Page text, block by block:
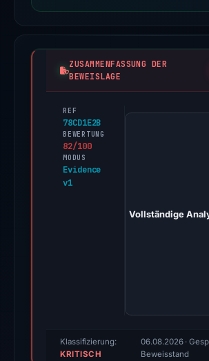
ZUSAMMENFASSUNG DER
BEWEISLAGE
REF
78CD1E2B
BEWERTUNG
82/100
MODUS
Evidence
v1
PhishDestroy
26,
score,
Vollständige
Klassifizierung:
KRITISCH
06.08.2026·
Beweisstand